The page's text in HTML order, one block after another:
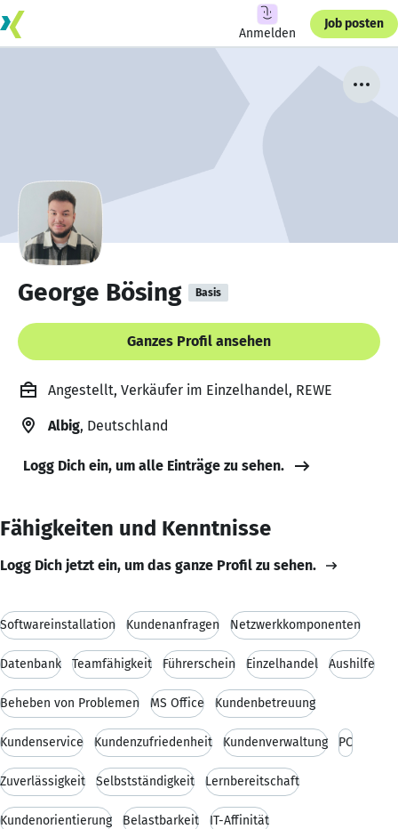
Anmelden
Job posten
George Bösing Basis
Ganzes Profil ansehen
Angestellt, Verkäufer im Einzelhandel, REWE
Albig, Deutschland
Logg Dich ein, um alle Einträge zu sehen.
Fähigkeiten und Kenntnisse
Logg Dich jetzt ein, um das ganze Profil zu sehen.
Softwareinstallation Kundenanfragen Netzwerkkomponenten
Datenbank Teamfähigkeit Führerschein Einzelhandel Aushilfe
Beheben von Problemen MS Office Kundenbetreuung
Kundenservice Kundenzufriedenheit Kundenverwaltung PC
Zuverlässigkeit Selbstständigkeit Lernbereitschaft
Kundenorientierung Belastbarkeit IT-Affinität